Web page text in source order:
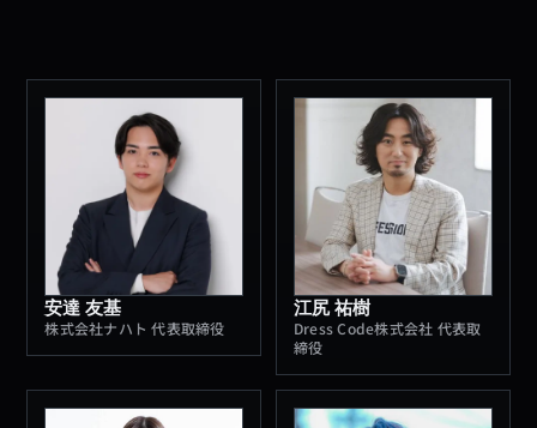
安達 友基
株式会社ナハト 代表取締役
江尻 祐樹
Dress Code株式会社 代表取
締役